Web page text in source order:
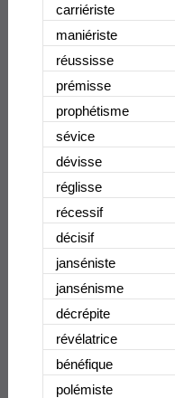
carriériste
maniériste
réussisse
prémisse
prophétisme
sévice
dévisse
réglisse
récessif
décisif
janséniste
jansénisme
décrépite
révélatrice
bénéfique
polémiste